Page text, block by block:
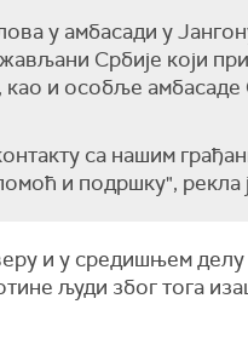
у амбасади у
Србије који
и особље амбасаде
са нашим
и подршку", рекла
и у средишњем делу
људи због тога